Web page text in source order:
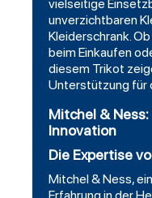
vielseitige
unverzichtbaren
Kleiderschrank.
beim Einkaufen
diesem Trikot
Unterstützung für
Mitchel &
Innovation
Die Expertise
Mitchel & Ness,